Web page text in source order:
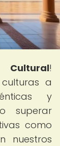
Cultural!
a
y
superar
como
nuestros